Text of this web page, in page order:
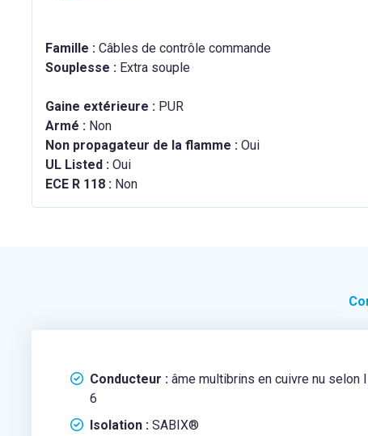
Famille : Câbles de contrôle commande
Souplesse : Extra souple
Gaine extérieure : PUR
Armé : Non
Non propagateur de la flamme : Oui
UL Listed : Oui
ECE R 118 : Non
Conducteur :âme multibrins en cuivre nu selon
6
Isolation :SABIX®